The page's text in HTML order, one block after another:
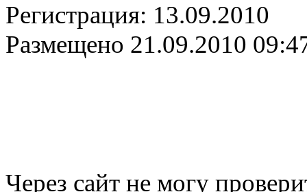
Регистрация: 13.09.2010
Размещено 21.09.2010
Через сайт не могу